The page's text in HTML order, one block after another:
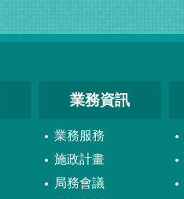
業務資訊
業務服務
施政計畫
局務會議